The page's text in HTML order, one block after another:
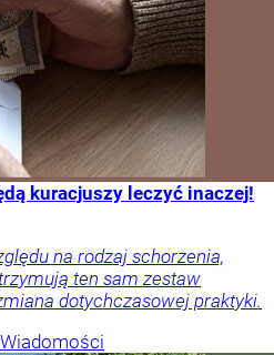
kuracjuszy leczyć inaczej!
na rodzaj schorzenia,
ten sam zestaw
dotychczasowej praktyki.
Wiadomości